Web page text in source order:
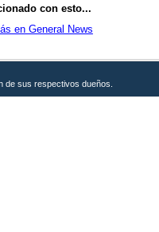
con esto...
en General News
de sus respectivos dueños.